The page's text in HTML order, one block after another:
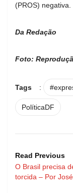
(PROS) negativa.
Da Redação
Foto:
Tags :
PolíticaDF
Read Previous
O Brasil precisa
torcida – Por